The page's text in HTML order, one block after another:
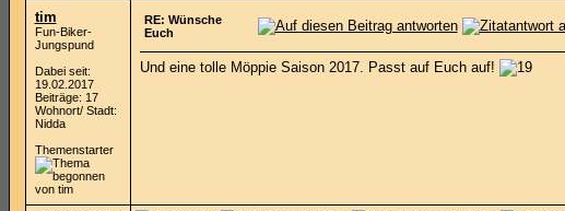
tim
Fun-Biker-
Jungspund
Dabei seit:
19.02.2017
Beiträge: 17
Wohnort/ Stadt:
Nidda
Themenstarter
RE: Wünsche
Euch
Und eine tolle Möppie Saison 2017. Passt auf Euch auf!